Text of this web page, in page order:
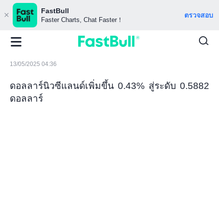
FastBull
Faster Charts, Chat Faster！
ตรวจสอบ
13/05/2025 04:36
ดอลลาร์นิวซีแลนด์เพิ่มขึ้น 0.43% สู่ระดับ 0.5882
ดอลลาร์